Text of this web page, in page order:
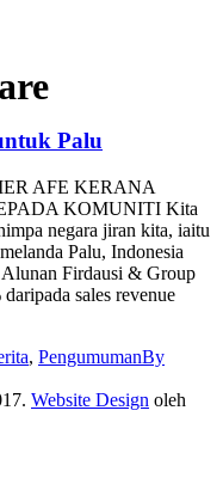
Palu
AFE KERANA
KOMUNITI Kita
negara jiran kita, iaitu
Palu, Indonesia
Alunan Firdausi & Group
sales revenue
, PengumumanBy
Website Design oleh